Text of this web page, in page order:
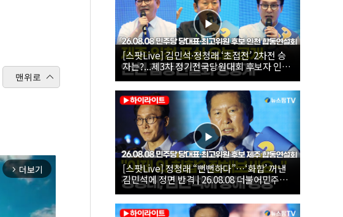
맨위로
arrow_forward_ios 더보기
[스팟Live] 김민석·정청래 ‘초접전’ 2차전 승
자는?...제3차 정기전국당원대회 후보자 인천
합동연설회 생중계 | 26.08.08
[스팟Live] 정청래 “뻔뻔하다”…‘화합’ 꺼낸
김민석에 정면 반격 | 26.08.08 더불어민주당
당대표·최고위원 후보 제주 합동연설회